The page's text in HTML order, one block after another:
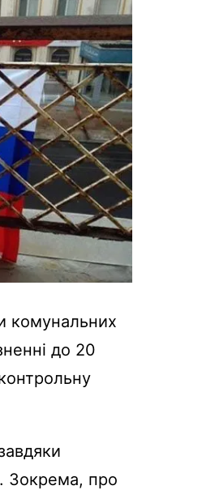
комунальних
до 20
Зокрема, про